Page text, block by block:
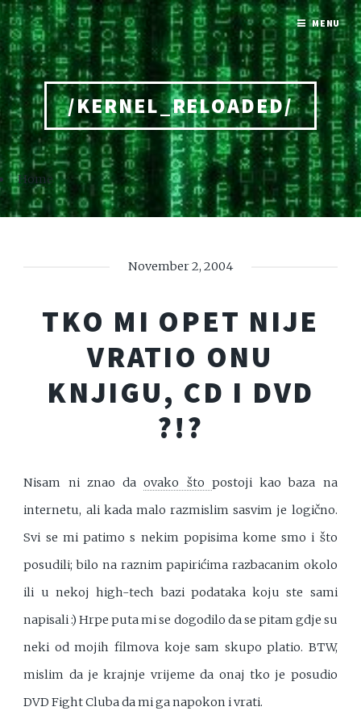
/KERNEL_RELOADED/
Home
November 2, 2004
TKO MI OPET NIJE
VRATIO ONU
KNJIGU, CD I DVD
?!?
Nisam ni znao daovako što postoji kao baza na
internetu, ali kada malo razmislim sasvim je logično.
Svi se mi patimo s nekim popisima kome smo i što
posudili; bilo na raznim papirićima razbacanim okolo
ili u nekoj high-tech bazi podataka koju ste sami
napisali :) Hrpe puta mi se dogodilo da se pitam gdje su
neki od mojih filmova koje sam skupo platio. BTW,
mislim da je krajnje vrijeme da onaj tko je posudio
DVD Fight Cluba da mi ga napokon i vrati.
MENU